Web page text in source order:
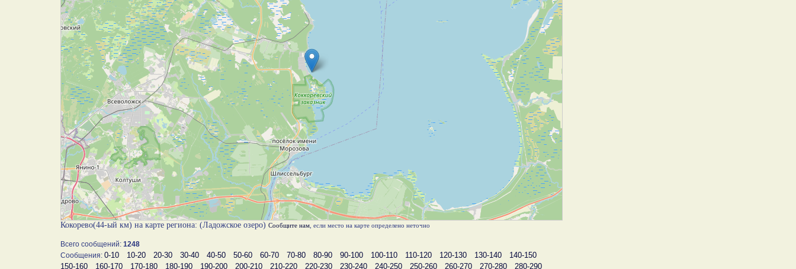
Кокорево(44-ый км) на карте региона: (Ладожское озеро) Сообщите нам , если место на карте определено неточно
Всего сообщений: 1248
Сообщения: 0-10 10-20 20-30 30-40 40-50 50-60 60-70 70-80 80-90 90-100 100-110 110-120 120-130 130-140
140-150
150-160
160-170 170-180 180-190 190-200 200-210 210-220 220-230 230-240 240-250 250-260 260-270 270-280
280-290